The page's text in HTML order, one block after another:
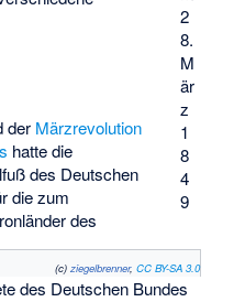
2
8.
M
är
z
1
8
4
9
(c) ziegelbrenner, CC BY-SA 3.0
des Deutschen Bundes
der Märzrevolution
hatte die
des Deutschen
die zum
des